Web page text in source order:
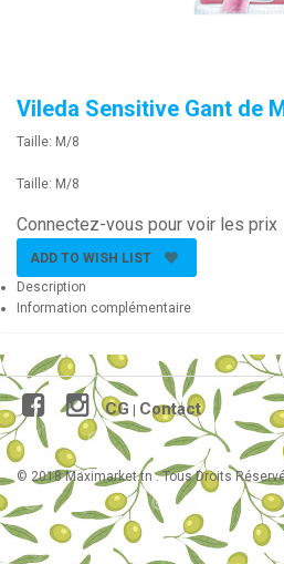
Vileda Sensitive Gant de
Taille: M/8
Taille: M/8
Connectez-vous pour voir les prix
ADD TO WISH LIST
Description
Information complémentaire
CG Contact
© 2018 Maximarket.tn . Tous Droits